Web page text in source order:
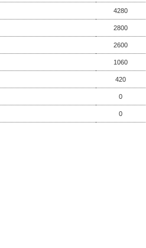
4280
2800
2600
1060
420
0
0